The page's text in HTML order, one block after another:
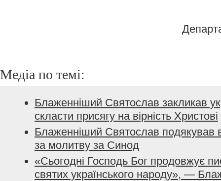
Медіа по темі:
Блаженніший Святослав закликав
скласти присягу на вірність Христові
Блаженніший Святослав подякував
за молитву за Синод
«Сьогодні Господь Бог продовжує
святих українського народу», —